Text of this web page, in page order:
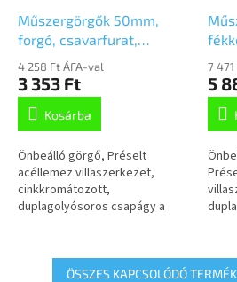
Műszergörgők 50mm,
forgó, csavarfurat,
2970UOO050P30-11
4 258 Ft ÁFA-val
3 353 Ft
Kosárba
Önbeálló görgő, Préselt
acéllemez villaszerkezet,
cinkkromátozott,
duplagolyósoros csapágy a
siklócsapágy
7
5
ÖSSZES KAPCSOLÓDÓ